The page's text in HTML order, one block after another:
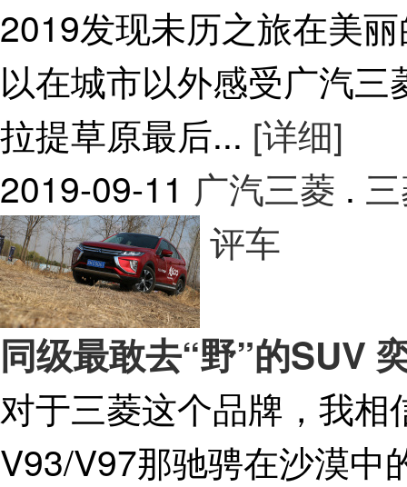
2019发现未历之旅在美
以在城市以外感受广汽
拉提草原最后... [详细]
2019-09-11 广汽三菱 .
评车
同级最敢去“野”的SUV
对于三菱这个品牌，我
V93/V97那驰骋在沙漠中